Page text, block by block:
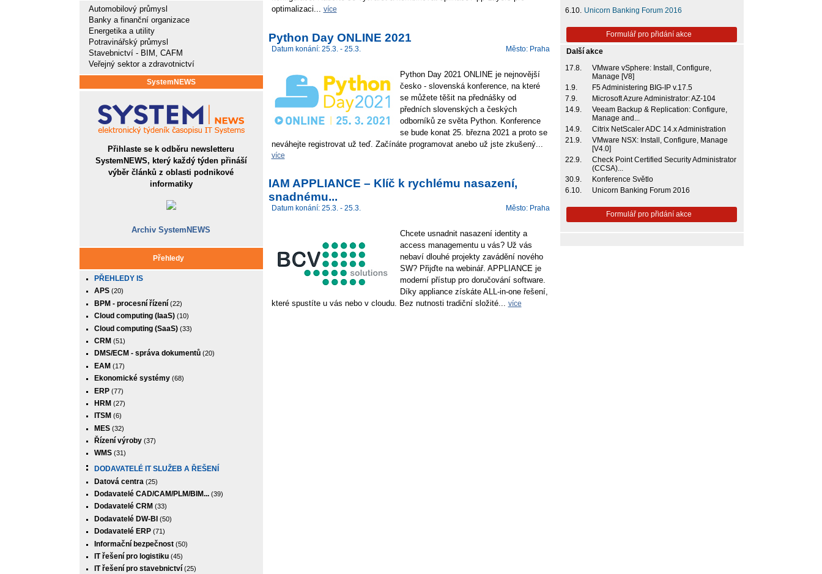
Automobilový průmysl
Banky a finanční organizace
Energetika a utility
Potravinářský průmysl
Stavebnictví - BIM, CAFM
Veřejný sektor a zdravotnictví
SystemNEWS
Přihlaste se k odběru newsletteru
SystemNEWS, který každý týden přináší
výběr článků z oblasti podnikové
informatiky
Archiv SystemNEWS
Přehledy
PŘEHLEDY IS
APS(20)
BPM - procesní řízení(22)
Cloud computing (IaaS)(10)
Cloud computing (SaaS)(33)
CRM (51)
DMS/ECM - správa dokumentů(20)
EAM (17)
Ekonomické systémy(68)
ERP(77)
HRM (27)
ITSM (6)
MES(32)
Řízení výroby(37)
WMS(31)
DODAVATELÉ IT SLUŽEB A ŘEŠENÍ
Datová centra (25)
Dodavatelé CAD/CAM/PLM/BIM...(39)
Dodavatelé CRM (33)
Dodavatelé DW-BI (50)
Dodavatelé ERP(71)
Informační bezpečnost(50)
IT řešení pro logistiku(45)
IT řešení pro stavebnictví(25)
optimalizaci... více
Python Day ONLINE 2021
Datum konání: 25.3. - 25.3. Město: Praha
Python Day 2021 ONLINE je nejnovější
česko - slovenská konference, na které
se můžete těšit na přednášky od
předních slovenských a českých
odborníků ze světa Python. Konference
se bude konat 25. března 2021 a proto se
neváhejte registrovat už teď. Začínáte programovat anebo už jste zkušený...
více
IAM APPLIANCE – Klíč k rychlému nasazení,
snadnému...
Datum konání: 25.3. - 25.3. Město: Praha
Chcete usnadnit nasazení identity a
access managementu u vás? Už vás
nebaví dlouhé projekty zavádění nového
SW? Přijďte na webinář. APPLIANCE je
moderní přístup pro doručování software.
Díky appliance získáte ALL-in-one řešení,
které spustíte u vás nebo v cloudu. Bez nutnosti tradiční složité... více
6.10. Unicorn Banking Forum 2016
Formulář pro přidání akce
Další akce
17.8.
VMware vSphere: Install, Configure,
Manage [V8]
1.9.
F5 Administering BIG-IP v.17.5
7.9.
Microsoft Azure Administrator: AZ-104
14.9.
Veeam Backup & Replication: Configure,
Manage and...
14.9.
Citrix NetScaler ADC 14.x Administration
21.9.
VMware NSX: Install, Configure, Manage
[V4.0]
22.9.
Check Point Certified Security Administrator
(CCSA)...
30.9.
Konference Světlo
6.10.
Unicorn Banking Forum 2016
Formulář pro přidání akce